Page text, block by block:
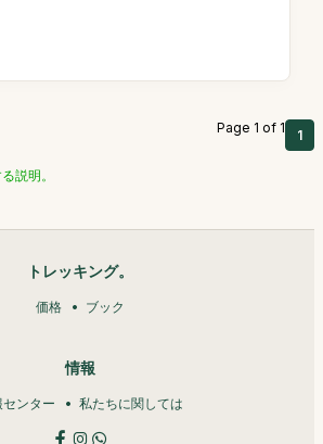
Page 1 of 1 1
説明。
トレッキング。
価格 ブック
情報
センター 私たちに関しては